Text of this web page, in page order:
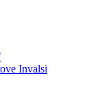
Invalsi